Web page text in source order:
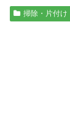
掃除・片付け